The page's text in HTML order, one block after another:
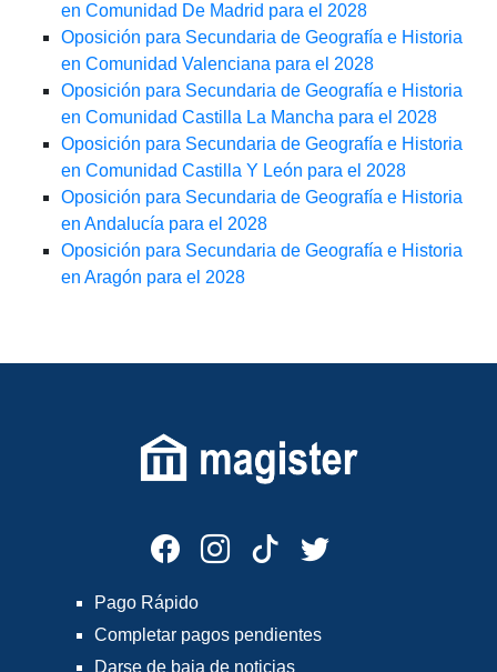
en Comunidad De Madrid para el 2028
Oposición para Secundaria de Geografía e Historia
en Comunidad Valenciana para el 2028
Oposición para Secundaria de Geografía e Historia
en Comunidad Castilla La Mancha para el 2028
Oposición para Secundaria de Geografía e Historia
en Comunidad Castilla Y León para el 2028
Oposición para Secundaria de Geografía e Historia
en Andalucía para el 2028
Oposición para Secundaria de Geografía e Historia
en Aragón para el 2028
Pago Rápido
Completar pagos pendientes
Darse de baja de noticias